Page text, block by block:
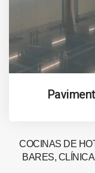
COCINAS DE
BARES,